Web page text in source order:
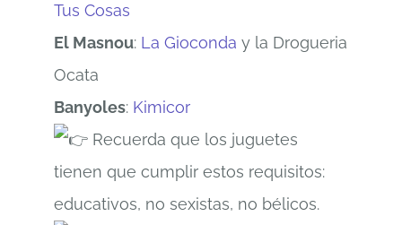
Tus Cosas
El Masnou: La Gioconda y la Drogueria
Ocata
Banyoles: Kimicor
Recuerda que los juguetes
tienen que cumplir estos requisitos:
educativos, no sexistas, no bélicos.